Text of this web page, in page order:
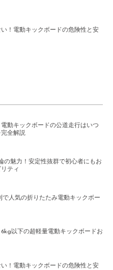
！電動キックボードの危険性と安
動キックボードの公道走行はいつ
全解説
の魅力！安定性抜群で初心者にもお
ティ
で人気の折りたたみ電動キックボー
以下の超軽量電動キックボードお
！電動キックボードの危険性と安